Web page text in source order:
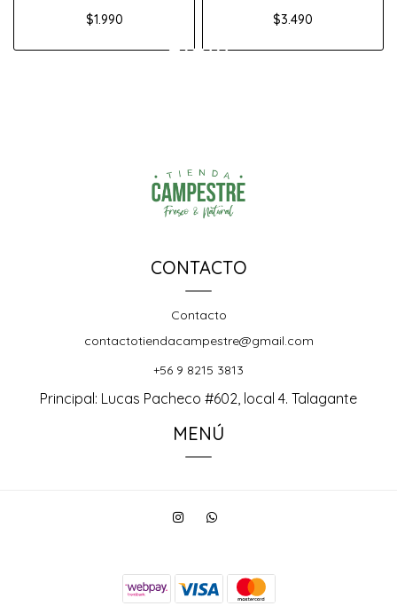
$1.990 $3.490
CONTACTO
Contacto
contactotiendacampestre@gmail.com
+56 9 8215 3813
Principal: Lucas Pacheco #602, local 4. Talagante
MENÚ